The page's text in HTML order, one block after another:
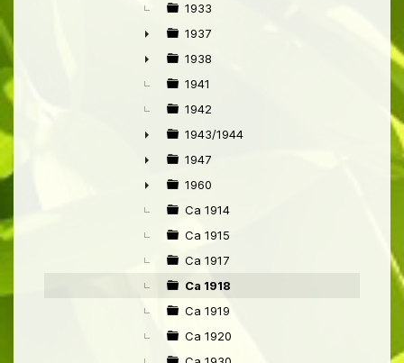
1933
►
1937
►
1938
1941
1942
►
1943/1944
►
1947
►
1960
Ca 1914
Ca 1915
Ca 1917
Ca 1918
Ca 1919
Ca 1920